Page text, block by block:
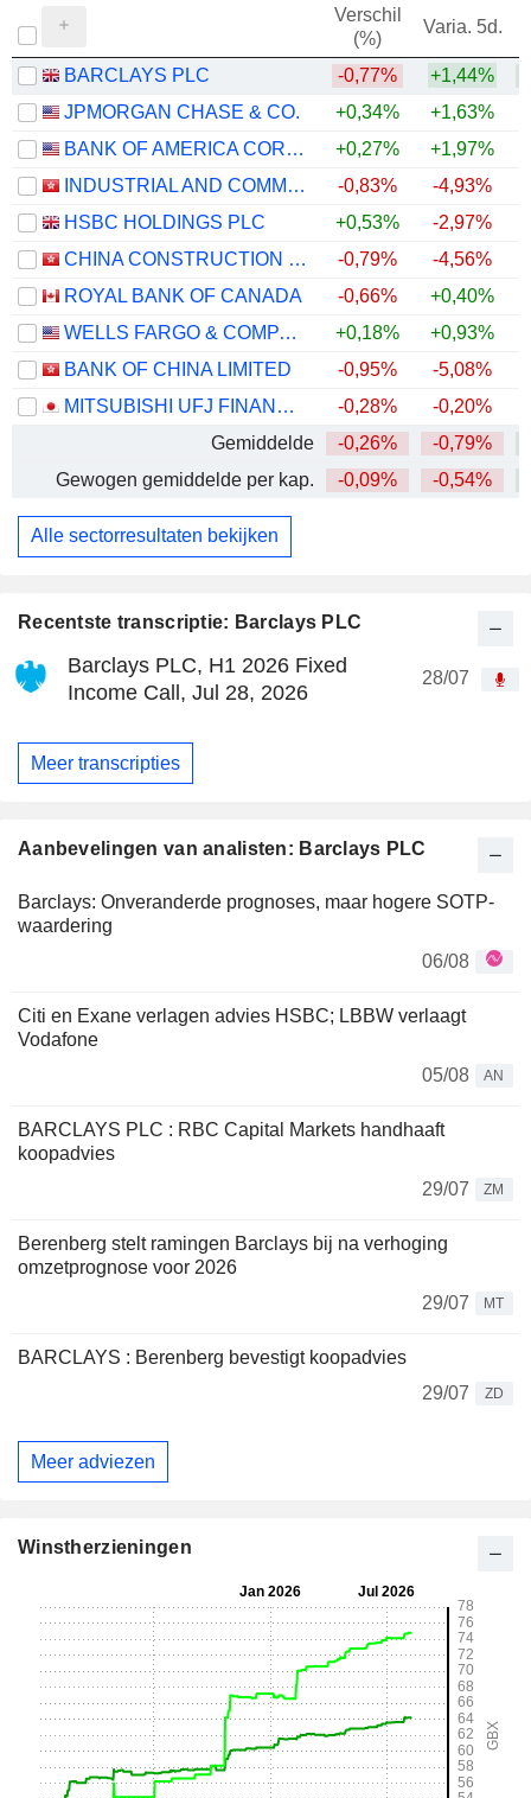
Recentste transcriptie: Barclays PLC
Barclays PLC, H1 2026 Fixed
Income Call, Jul 28, 2026
28/07
Meer transcripties
Aanbevelingen van analisten: Barclays PLC
Barclays: Onveranderde prognoses, maar hogere SOTP-
waardering
06/08
Citi en Exane verlagen advies HSBC; LBBW verlaagt
Vodafone
05/08
AN
BARCLAYS PLC : RBC Capital Markets handhaaft
koopadvies
29/07
ZM
Berenberg stelt ramingen Barclays bij na verhoging
omzetprognose voor 2026
29/07
MT
BARCLAYS : Berenberg bevestigt koopadvies
29/07
ZD
Meer adviezen
Verschil
(%)
Varia. 5d.
BARCLAYS PLC -0,77% +1,44%
JPMORGAN CHASE & CO.
+0,34% +1,63%
BANK OF AMERICA CORPORATION
+0,27% +1,97%
INDUSTRIAL AND COMMERCIAL BANK OF CHINA LIMITED
-0,83% -4,93%
HSBC HOLDINGS PLC
+0,53% -2,97%
CHINA CONSTRUCTION BANK CORPORATION
-0,79% -4,56%
ROYAL BANK OF CANADA
-0,66% +0,40%
WELLS FARGO & COMPANY
+0,18% +0,93%
BANK OF CHINA LIMITED
-0,95% -5,08%
MITSUBISHI UFJ FINANCIAL GROUP, INC.
-0,28% -0,20%
Gemiddelde
-0,26% -0,79%
Gewogen gemiddelde per kap.
-0,09% -0,54%
Alle sectorresultaten bekijken
Winstherzieningen